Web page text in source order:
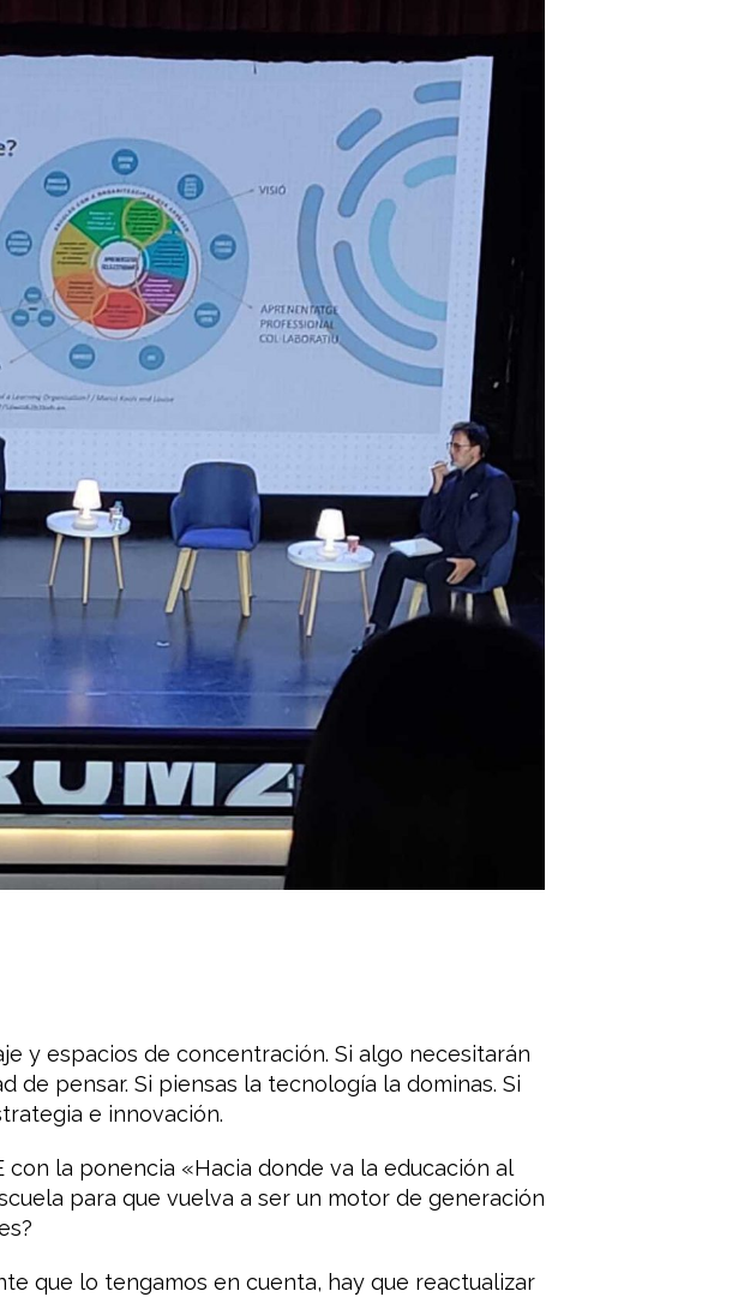
y espacios de concentración. Si algo necesitarán
de pensar. Si piensas la tecnología la dominas. Si
e innovación.
la ponencia «Hacia donde va la educación al
para que vuelva a ser un motor de generación
que lo tengamos en cuenta, hay que reactualizar